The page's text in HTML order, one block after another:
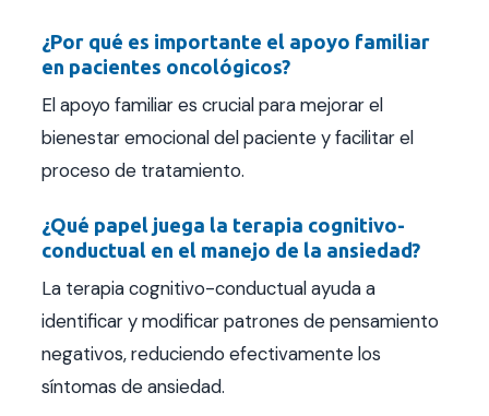
¿Por qué es importante el apoyo familiar
en pacientes oncológicos?
El apoyo familiar es crucial para mejorar el
bienestar emocional del paciente y facilitar el
proceso de tratamiento.
¿Qué papel juega la terapia cognitivo-
conductual en el manejo de la ansiedad?
La terapia cognitivo-conductual ayuda a
identificar y modificar patrones de pensamiento
negativos, reduciendo efectivamente los
síntomas de ansiedad.